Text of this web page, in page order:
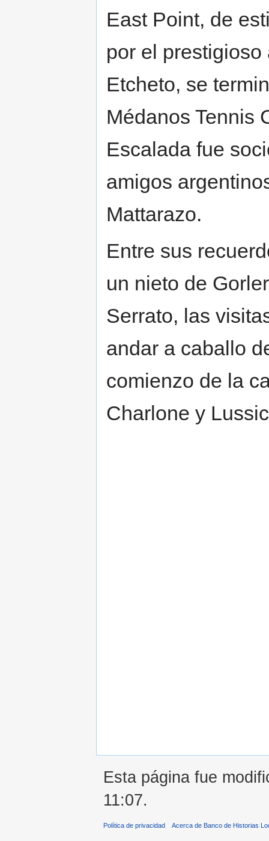
East Point, de
por el
Etcheto, se
Médanos Tennis
Escalada fue
amigos
Mattarazo.
Entre sus
un nieto de
Serrato, las
andar a caballo
comienzo de la
Charlone y
Esta página fue
11:07.
Política de privacidad Acerca de Banco de Historias